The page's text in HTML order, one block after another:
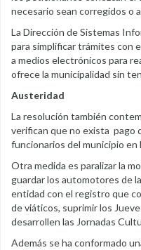
necesario sean corregidos o
La Dirección de Sistemas
para simplificar trámites con
a medios electrónicos para
ofrece la municipalidad sin
Austeridad
La resolución también
verifican que no exista pago
funcionarios del municipio en
Otra medida es paralizar la
guardar los automotores de
entidad con el registro que
de viáticos, suprimir los
desarrollen las Jornadas
Además se ha conformado